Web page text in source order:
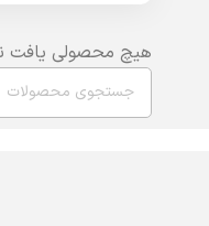
هیچ محصولی یافت